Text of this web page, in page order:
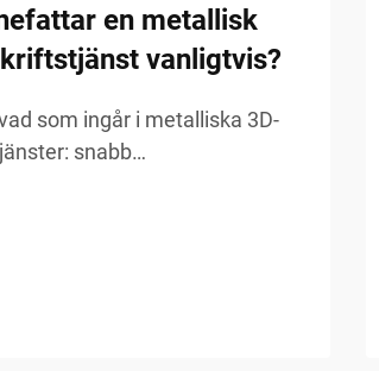
en metallisk
vanligtvis?
som ingår i metalliska 3D-
snabb
tillverkning av komplexa